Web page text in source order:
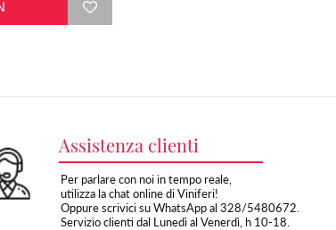
Assistenza clienti
Per parlare con noi in tempo reale,
utilizza la chat online di Viniferi!
Oppure scrivici su WhatsApp al 328/5480672.
Servizio clienti dal Lunedì al Venerdì, h 10-18.